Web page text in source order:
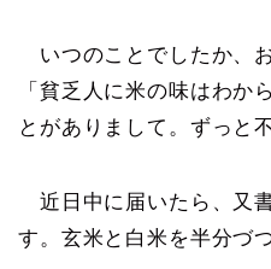
いつのことでしたか、
「貧乏人に米の味はわか
とがありまして。ずっと
近日中に届いたら、又
す。玄米と白米を半分づ